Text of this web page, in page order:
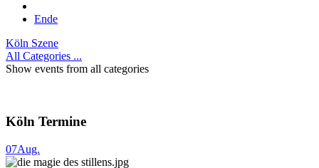
Ende
Köln Szene
All Categories ...
Show events from all categories
Köln Termine
07Aug.